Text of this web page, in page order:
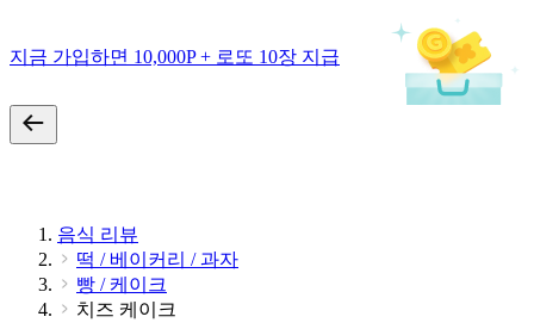
지금 가입하면 10,000P + 로또 10장 지급
음식 리뷰
떡 / 베이커리 / 과자
빵 / 케이크
치즈 케이크